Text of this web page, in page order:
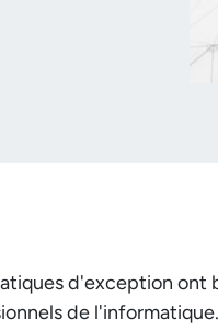
d'exception
de